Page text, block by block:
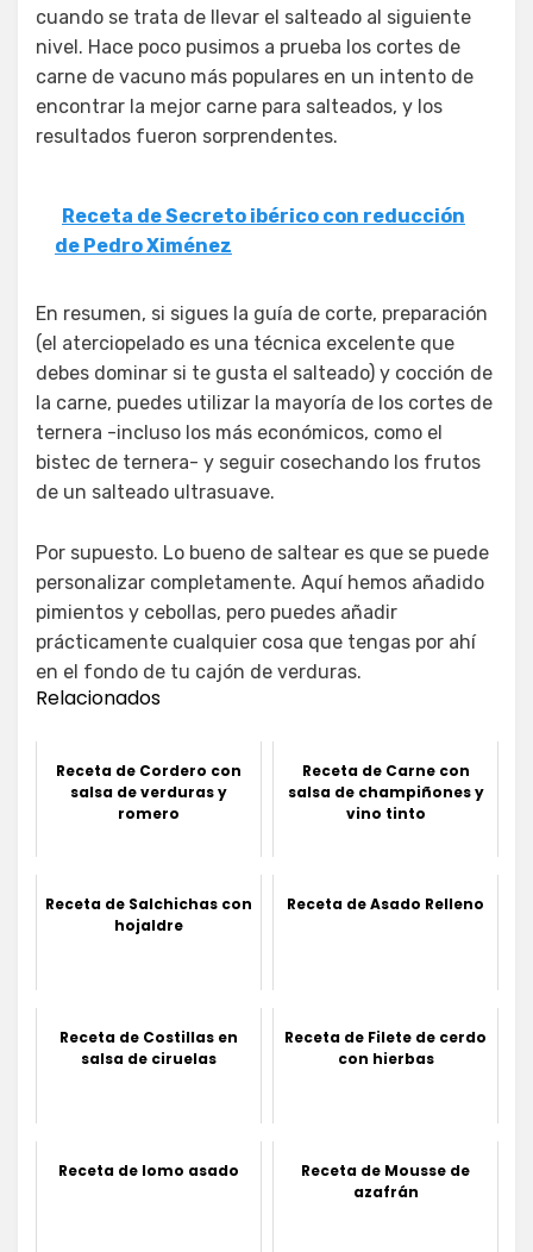
cuando se trata de llevar el salteado al siguiente
nivel. Hace poco pusimos a prueba los cortes de
carne de vacuno más populares en un intento de
encontrar la mejor carne para salteados, y los
resultados fueron sorprendentes.
Receta de Secreto ibérico con reducción
de Pedro Ximénez
En resumen, si sigues la guía de corte, preparación
(el aterciopelado es una técnica excelente que
debes dominar si te gusta el salteado) y cocción de
la carne, puedes utilizar la mayoría de los cortes de
ternera -incluso los más económicos, como el
bistec de ternera- y seguir cosechando los frutos
de un salteado ultrasuave.
Por supuesto. Lo bueno de saltear es que se puede
personalizar completamente. Aquí hemos añadido
pimientos y cebollas, pero puedes añadir
prácticamente cualquier cosa que tengas por ahí
en el fondo de tu cajón de verduras.
Relacionados
Receta de Cordero con
salsa de verduras y
romero
Receta de Carne con
salsa de champiñones y
vino tinto
Receta de Salchichas con
hojaldre
Receta de Asado Relleno
Receta de Costillas en
salsa de ciruelas
Receta de Filete de cerdo
con hierbas
Receta de lomo asado
Receta de Mousse de
azafrán